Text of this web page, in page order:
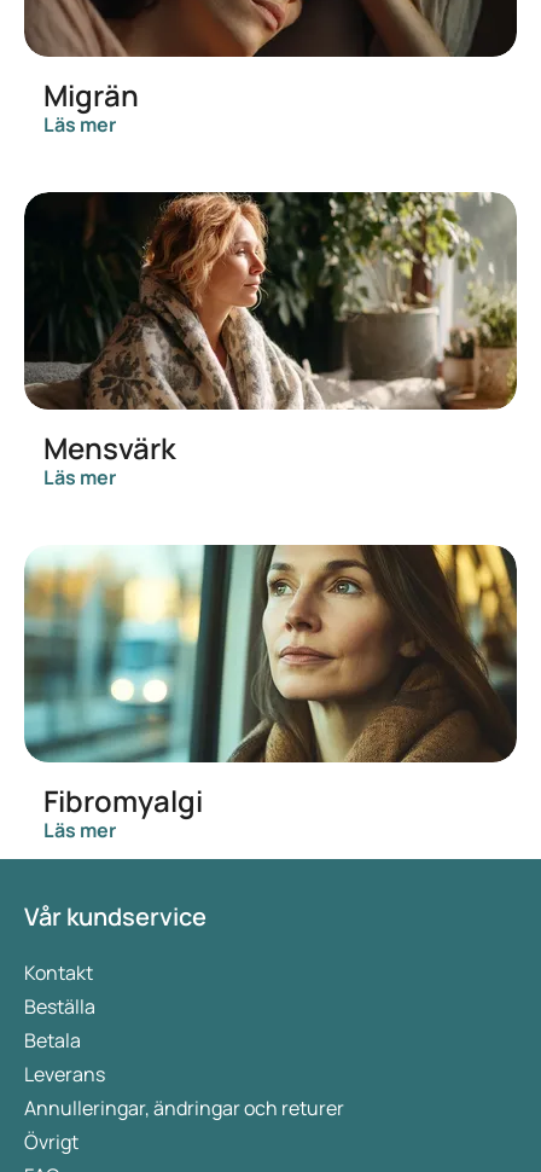
Migrän
Läs mer
Mensvärk
Läs mer
Fibromyalgi
Läs mer
Vår kundservice
Kontakt
Beställa
Betala
Leverans
Annulleringar, ändringar och returer
Övrigt